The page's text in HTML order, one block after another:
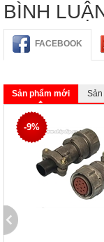
BÌNH
FACEBOOK
Sản phẩm mới
-9%